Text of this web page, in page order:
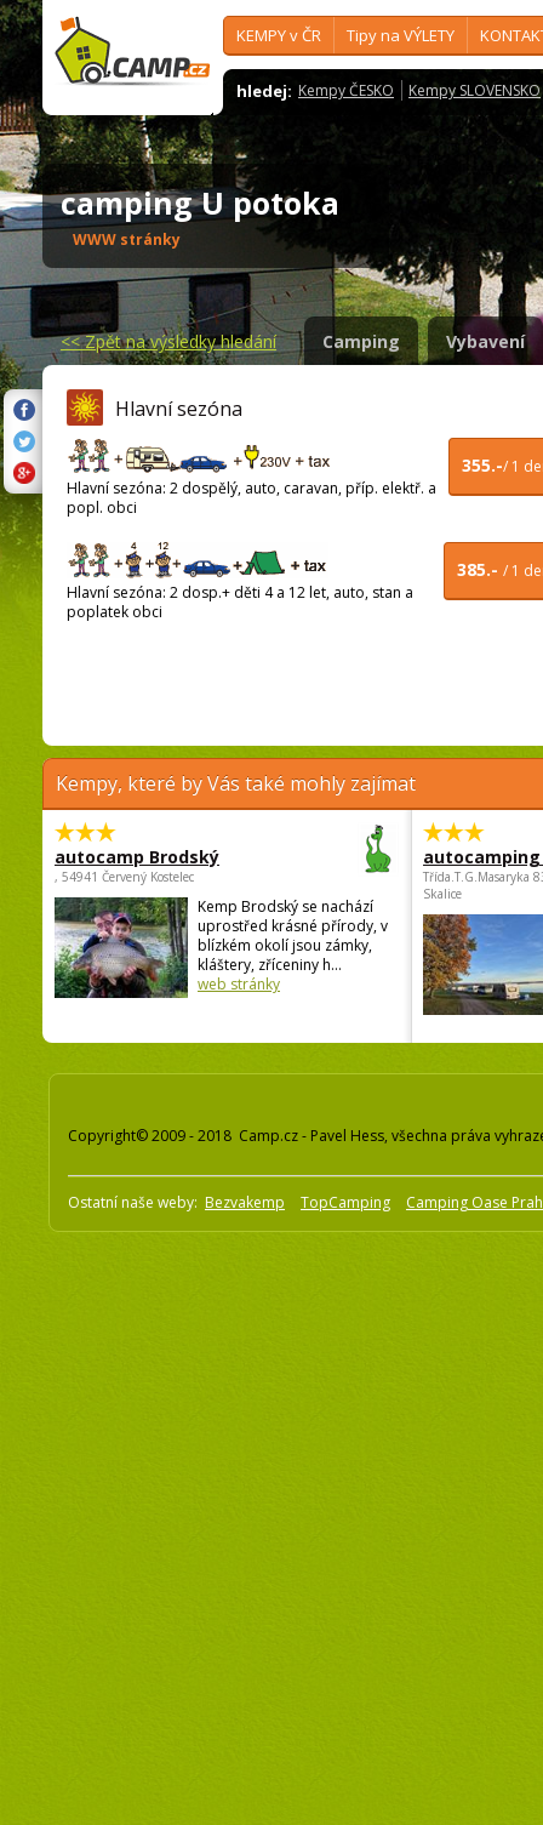
KEMPY v ČR Tipy na VÝLETY
hledej: Kempy ČESKO Kempy SLOVENSKO
camping U potoka
WWW stránky
<<Zpět na výsledky hledání Camping Vybavení
Hlavní sezóna
355.-/ 1
Hlavní sezóna: 2 dospělý, auto, caravan, příp. elektř. a
popl. obci
385.- / 1
Hlavní sezóna: 2 dosp.+ děti 4 a 12 let, auto, stan a
poplatek obci
Kempy, které by Vás také mohly zajímat
autocamp Brodský
, 54941 Červený Kostelec
Kemp Brodský se nachází
uprostřed krásné přírody, v
blízkém okolí jsou zámky,
kláštery, zříceniny h...
web stránky
autocamping
Třída.T.G.Masaryka
Skalice
Copyright© 2009 - 2018 Camp.cz - Pavel Hess, všechna práva
Ostatní naše weby: Bezvakemp TopCamping Camping Oase